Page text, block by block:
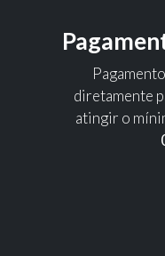
diretamente
atingir o